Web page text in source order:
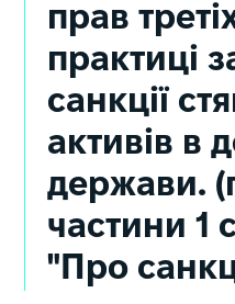
прав
практиці
санкції
активів в
держави.
частини 1
"Про